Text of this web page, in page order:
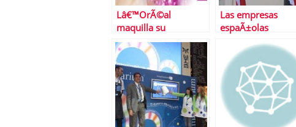
Lâ€™OrÃ©al
maquilla su
escÃ¡ndalo con la
inmunidad del
mercado
Las empresas
espaÃ±olas
que Polonia es un
paraÃ­so